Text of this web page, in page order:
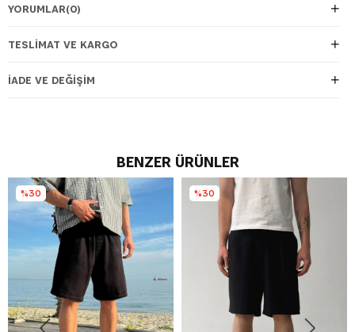
YORUMLAR(0)
TESLIMAT VE KARGO
İADE VE DEĞIŞIM
BENZER ÜRÜNLER
%30 %30